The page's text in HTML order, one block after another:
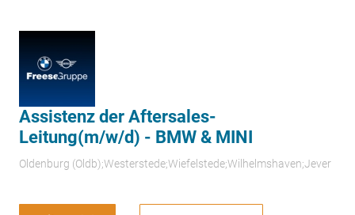
Assistenz der Aftersales-
Leitung(m/w/d) - BMW & MINI
Oldenburg (Oldb);Westerstede;Wiefelstede;Wilhelmshaven;Jever